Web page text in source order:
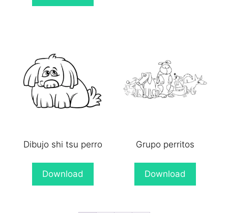
Dibujo shi tsu perro
Download
Grupo perritos
Download